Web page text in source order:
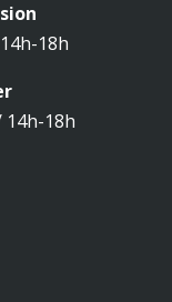
18h
14h-18h